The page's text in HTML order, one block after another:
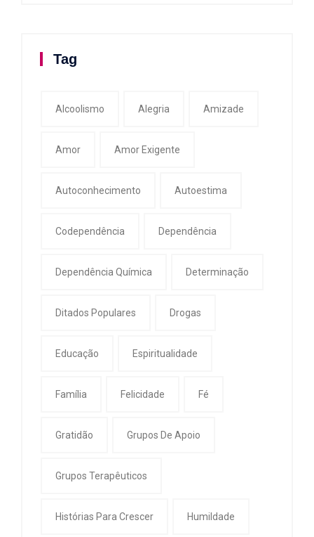
Tag
Alcoolismo Alegria Amizade
Amor Amor Exigente
Autoconhecimento Autoestima
Codependência Dependência
Dependência Química Determinação
Ditados Populares Drogas
Educação Espiritualidade
Família Felicidade Fé
Gratidão Grupos De Apoio
Grupos Terapêuticos
Histórias Para Crescer Humildade